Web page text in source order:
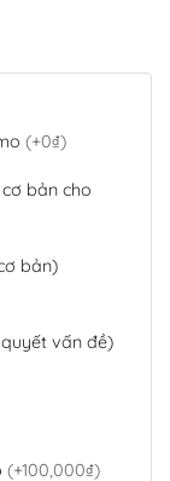
(+0₫)
bản cho
bản)
vấn đề)
(+100,000₫)